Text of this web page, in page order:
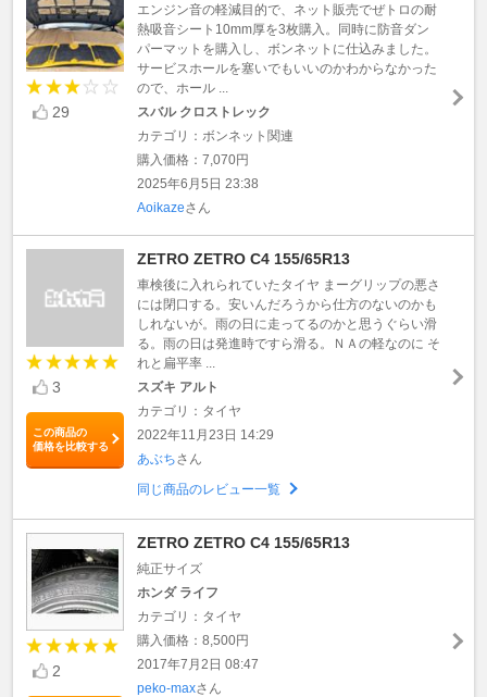
29
エンジン音の軽減目的で、ネット販売でぜトロの耐
熱吸音シート10mm厚を3枚購入。同時に防音ダン
パーマットを購入し、ボンネットに仕込みました。
サービスホールを塞いでもいいのかわからなかった
ので、ホール ...
スバル クロストレック
カテゴリ：ボンネット関連
購入価格：7,070円
2025年6月5日 23:38
Aoikazeさん
3
この商品の
価格を比較する
ZETRO ZETRO C4 155/65R13
車検後に入れられていたタイヤ まーグリップの悪さ
には閉口する。安いんだろうから仕方のないのかも
しれないが。雨の日に走ってるのかと思うぐらい滑
る。雨の日は発進時ですら滑る。ＮＡの軽なのに そ
れと扁平率 ...
スズキ アルト
カテゴリ：タイヤ
2022年11月23日 14:29
あぶちさん
同じ商品のレビュー一覧
2
ZETRO ZETRO C4 155/65R13
純正サイズ
ホンダ ライフ
カテゴリ：タイヤ
購入価格：8,500円
2017年7月2日 08:47
peko-maxさん